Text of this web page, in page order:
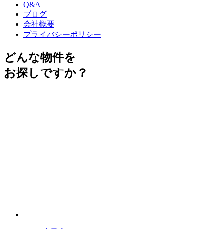
Q&A
ブログ
会社概要
プライバシーポリシー
どんな物件を
お探しですか？